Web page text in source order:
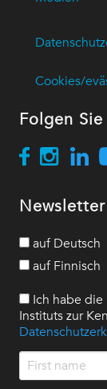
Cookies/
Folgen
auf Deutsch
auf Finnisch
Ich habe die
Instituts zur